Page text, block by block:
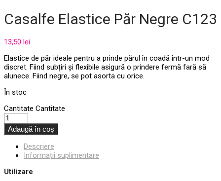
Casalfe Elastice Păr Negre C123
13,50 lei
Elastice de păr ideale pentru a prinde părul în coadă într-un mod
discret. Fiind subțiri și flexibile asigură o prindere fermă fară să
alunece. Fiind negre, se pot asorta cu orice.
În stoc
Cantitate Cantitate
Adaugă în coș
Descriere
Informații suplimentare
Utilizare